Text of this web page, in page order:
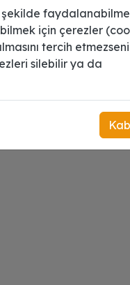
için çerezler
tercih
silebilir ya da